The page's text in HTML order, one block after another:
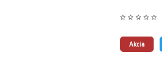
Akcia